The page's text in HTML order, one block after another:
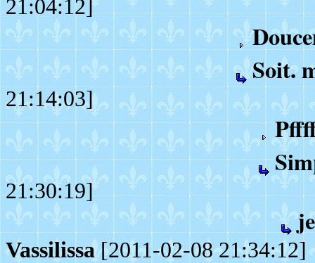
21:04:12]
Soit.
21:14:03]
21:30:19]
Vassilissa[2011-02-08 21:34:12]